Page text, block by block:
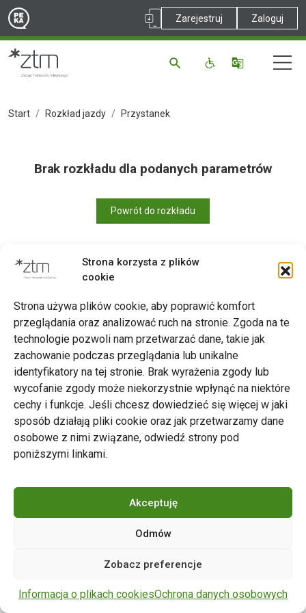
Strona korzysta z plików
cookie
Strona używa plików cookie, aby poprawić komfort
przeglądania oraz analizować ruch na stronie. Zgoda na te
technologie pozwoli nam przetwarzać dane, takie jak
zachowanie podczas przeglądania lub unikalne
identyfikatory na tej stronie. Brak wyrażenia zgody lub
wycofanie zgody może niekorzystnie wpłynąć na niektóre
cechy i funkcje. Jeśli chcesz dowiedzieć się więcej w jaki
sposób działają pliki cookie oraz jak przetwarzamy dane
osobowe z nimi związane, odwiedź strony pod
poniższymi linkami.
Akceptuję
Odmów
Zobacz preferencje
Informacja o plikach cookiesOchrona danych osobowych
Zarejestruj Zaloguj
Start Rozkład jazdy Przystanek
Brak rozkładu dla podanych parametrów
Powrót do rozkładu
Zarząd Transportu Miejskiego w Poznaniu
Napisz do nas
tel. 61 646 33 44
ul. Matejki 59, 60-770 Poznań
zastrzeżone.